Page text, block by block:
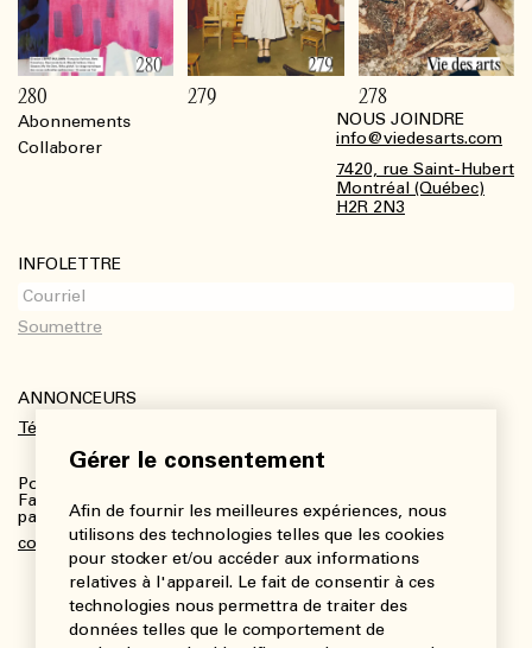
Gérer le consentement
Afin de fournir les meilleures expériences, nous
utilisons des technologies telles que les cookies
pour stocker et/ou accéder aux informations
relatives à l'appareil. Le fait de consentir à ces
technologies nous permettra de traiter des
données telles que le comportement de
Abonnements
Collaborer
NOUS JOINDRE
info@viedesarts.com
7420, rue Saint-Hubert
Montréal (Québec)
H2R 2N3
INFOLETTRE
ANNONCEURS
Télécharger le kit média
Pour plus de renseignements :
Fanny Charbonneau, Responsable des communications,
partenariats et publicités
communications@viedesarts.com
280 279 278